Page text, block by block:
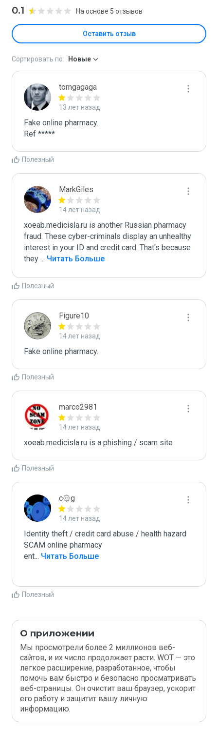
0.1 На основе 5 отзывов
Оставить отзыв
Сортировать по: Новые
tomgagaga
13 лет назад
Fake online pharmacy.
Ref *****
Полезный
MarkGiles
14 лет назад
xoeab.medicisla.ru is another Russian pharmacy
fraud. These cyber-criminals display an unhealthy
interest in your ID and credit card. That's because
they ... Читать Больше
Полезный
Figure10
14 лет назад
Fake online pharmacy.
Полезный
marco2981
14 лет назад
xoeab.medicisla.ru is a phishing / scam site
Полезный
c۞g
14 лет назад
Identity theft / credit card abuse / health hazard
SCAM online pharmacy
ent... Читать Больше
Полезный
О приложении
Мы просмотрели более 2 миллионов веб-
сайтов, и их число продолжает расти. WOT — это
легкое расширение, разработанное, чтобы
помочь вам быстро и безопасно просматривать
веб-страницы. Он очистит ваш браузер, ускорит
его работу и защитит вашу личную
информацию.